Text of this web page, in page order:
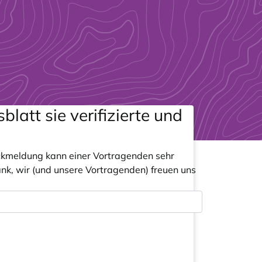
sie verifizierte und
kann einer Vortragenden sehr
wir (und unsere Vortragenden) freuen uns